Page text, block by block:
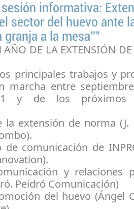
informativa:
sector del huevo ante
granja a la mesa”"
DE LA EXTENSIÓN
principales trabajos y
marcha entre
y de los próximos
extensión de norma (J.
de comunicación de
y relaciones
Peidró Comunicación)
del huevo (Ángel